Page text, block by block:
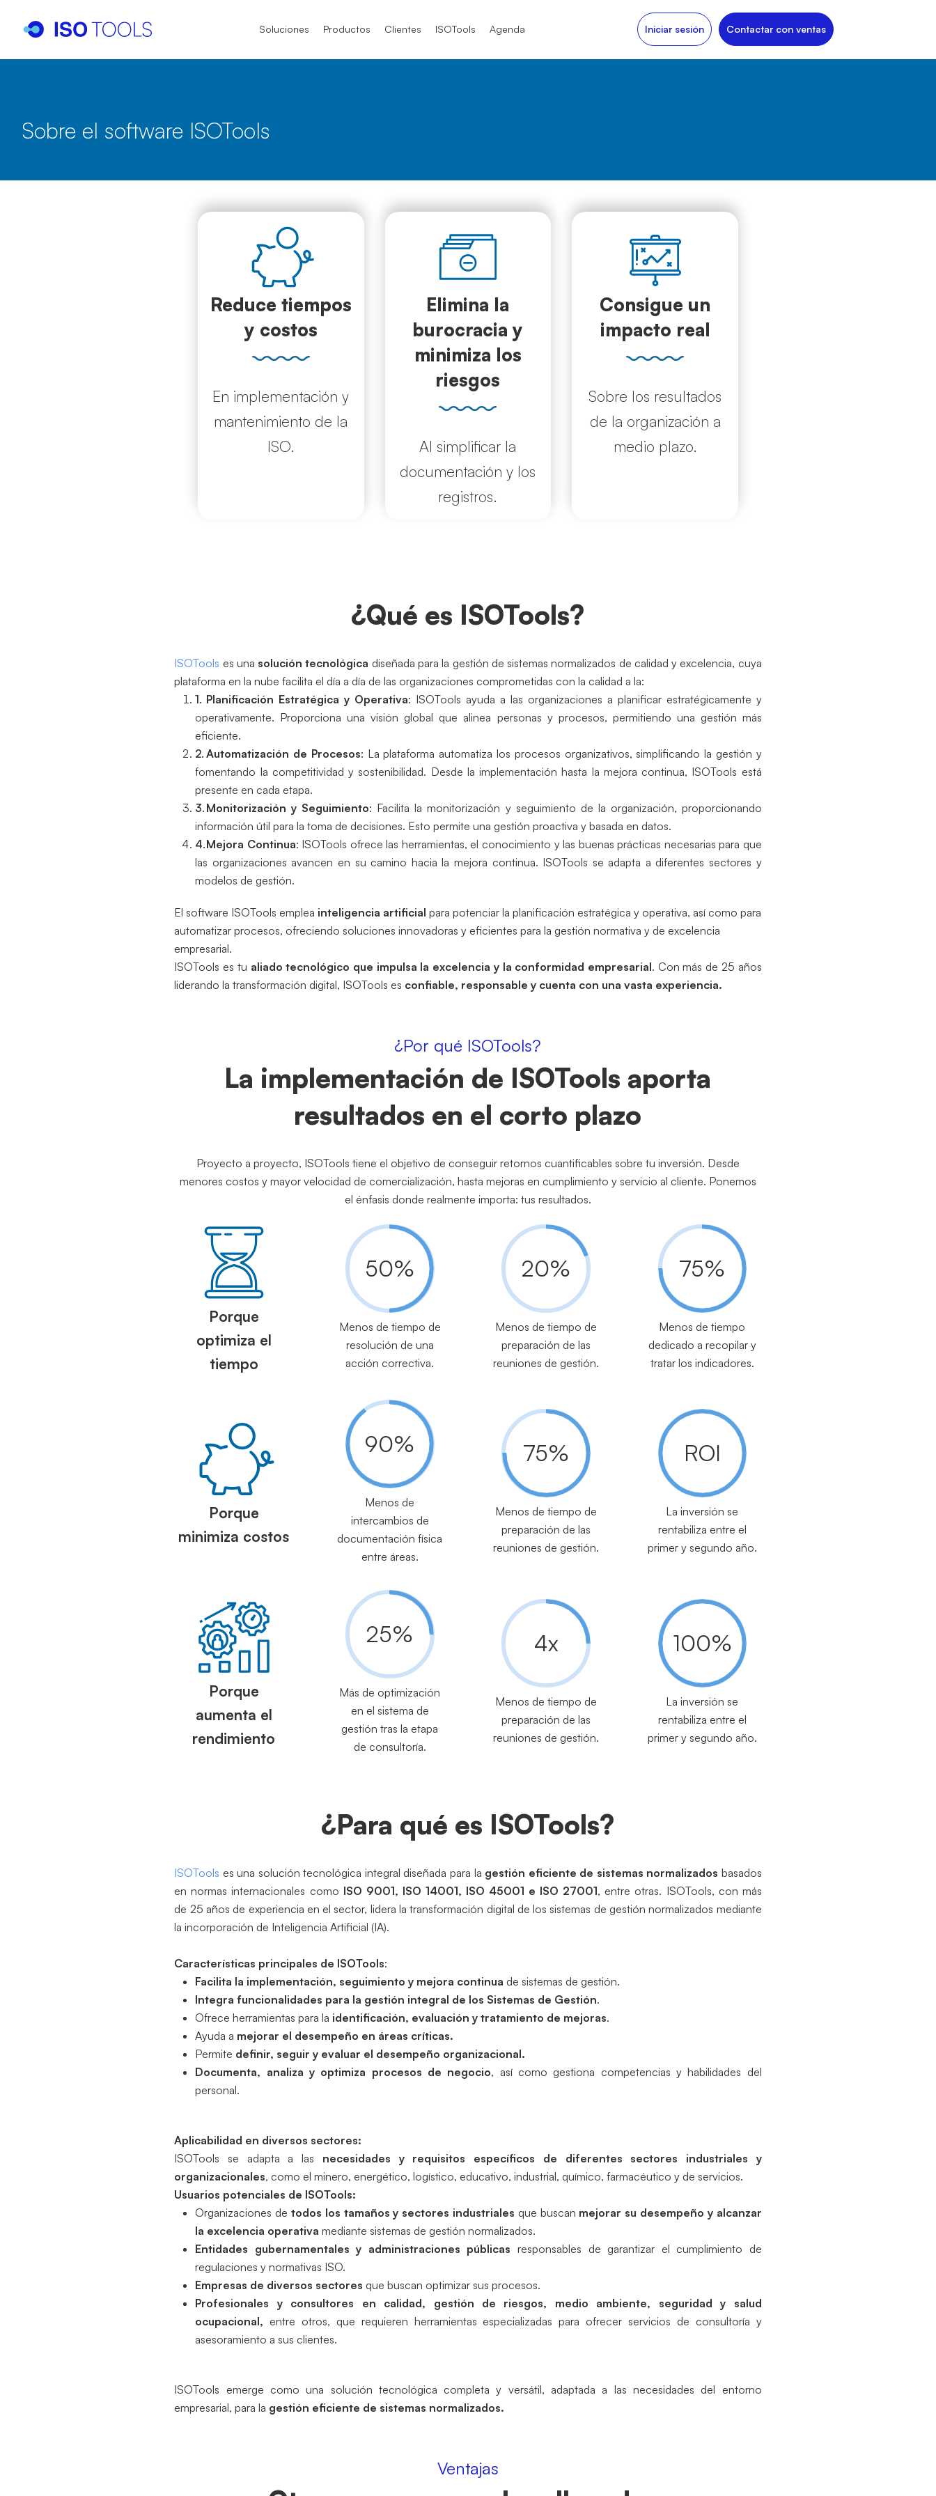
Soluciones
ISO / IEC 17025
ISO 21001
Productos Clientes ISOTools Agenda Iniciar sesión Contactar con ventas
Sobre el software ISOTools
Reduce tiempos
y costos
En implementación y
mantenimiento de la
ISO.
Elimina la
burocracia y
minimiza los
riesgos
Al simplificar la
documentación y los
registros.
Consigue un
impacto real
Sobre los resultados
de la organización a
medio plazo.
¿Qué es ISOTools?
ISOTools es una solución tecnológica diseñada para la gestión de sistemas normalizados de calidad y excelencia, cuya
plataforma en la nube facilita el día a día de las organizaciones comprometidas con la calidad a la:
Planificación Estratégica y Operativa: ISOTools ayuda a las organizaciones a planificar estratégicamente y
operativamente. Proporciona una visión global que alinea personas y procesos, permitiendo una gestión más
eficiente.
Automatización de Procesos: La plataforma automatiza los procesos organizativos, simplificando la gestión y
fomentando la competitividad y sostenibilidad. Desde la implementación hasta la mejora continua, ISOTools está
presente en cada etapa.
Monitorización y Seguimiento: Facilita la monitorización y seguimiento de la organización, proporcionando
información útil para la toma de decisiones. Esto permite una gestión proactiva y basada en datos.
Mejora Continua: ISOTools ofrece las herramientas, el conocimiento y las buenas prácticas necesarias para que
las organizaciones avancen en su camino hacia la mejora continua. ISOTools se adapta a diferentes sectores y
modelos de gestión.
El software ISOTools emplea inteligencia artificial para potenciar la planificación estratégica y operativa, así como para
automatizar procesos, ofreciendo soluciones innovadoras y eficientes para la gestión normativa y de excelencia
empresarial.
ISOTools es tu aliado tecnológico que impulsa la excelencia y la conformidad empresarial. Con más de 25 años
liderando la transformación digital, ISOTools es confiable, responsable y cuenta con una vasta experiencia.
¿Por qué ISOTools?
La implementación de ISOTools aporta
resultados en el corto plazo
Proyecto a proyecto, ISOTools tiene el objetivo de conseguir retornos cuantificables sobre tu inversión. Desde
menores costos y mayor velocidad de comercialización, hasta mejoras en cumplimiento y servicio al cliente. Ponemos
el énfasis donde realmente importa: tus resultados.
Porque
optimiza el
tiempo
50%
Menos de tiempo de
resolución de una
acción correctiva.
20%
Menos de tiempo de
preparación de las
reuniones de gestión.
75%
Menos de tiempo
dedicado a recopilar y
tratar los indicadores.
Porque
minimiza costos
90%
Menos de
intercambios de
documentación física
entre áreas.
75%
Menos de tiempo de
preparación de las
reuniones de gestión.
ROI
La inversión se
rentabiliza entre el
primer y segundo año.
Porque
aumenta el
rendimiento
25%
Más de optimización
en el sistema de
gestión tras la etapa
de consultoría.
4x
Menos de tiempo de
preparación de las
reuniones de gestión.
100%
La inversión se
rentabiliza entre el
primer y segundo año.
¿Para qué es ISOTools?
ISOTools es una solución tecnológica integral diseñada para la gestión eficiente de sistemas normalizados basados
en normas internacionales como ISO 9001, ISO 14001, ISO 45001 e ISO 27001, entre otras. ISOTools, con más
de 25 años de experiencia en el sector, lidera la transformación digital de los sistemas de gestión normalizados mediante
la incorporación de Inteligencia Artificial (IA).
Características principales de ISOTools:
Facilita la implementación, seguimiento y mejora continua de sistemas de gestión.
Integra funcionalidades para la gestión integral de los Sistemas de Gestión.
Ofrece herramientas para la identificación, evaluación y tratamiento de mejoras.
Ayuda a mejorar el desempeño en áreas críticas.
Permite definir, seguir y evaluar el desempeño organizacional.
Documenta, analiza y optimiza procesos de negocio, así como gestiona competencias y habilidades del
personal.
Aplicabilidad en diversos sectores:
ISOTools se adapta a las necesidades y requisitos específicos de diferentes sectores industriales y
organizacionales, como el minero, energético, logístico, educativo, industrial, químico, farmacéutico y de servicios.
Usuarios potenciales de ISOTools:
Organizaciones de todos los tamaños y sectores industriales que buscan mejorar su desempeño y alcanzar
la excelencia operativa mediante sistemas de gestión normalizados.
Entidades gubernamentales y administraciones públicas responsables de garantizar el cumplimiento de
regulaciones y normativas ISO.
Empresas de diversos sectoresque buscan optimizar sus procesos.
Profesionales y consultores en calidad, gestión de riesgos, medio ambiente, seguridad y salud
ocupacional, entre otros, que requieren herramientas especializadas para ofrecer servicios de consultoría y
asesoramiento a sus clientes.
ISOTools emerge como una solución tecnológica completa y versátil, adaptada a las necesidades del entorno
empresarial, para la gestión eficiente de sistemas normalizados.
Ventajas